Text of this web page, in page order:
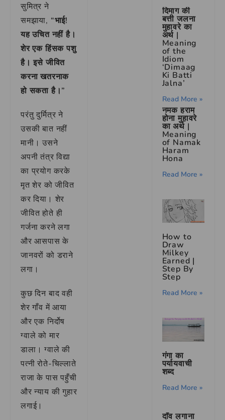
सुमित्र ने
समझाया, “भाई!
यह उचित नहीं है।
शेर एक हिंसक पशु
है। इसे जीवित
करना खतरनाक
हो सकता है।”
परंतु दुर्मित्र ने
उसकी बात नहीं
मानी। उसने
अपनी तंत्र विद्या
का प्रयोग करके
मृत शेर को जीवित
कर दिया। शेर
जीवित होते ही
गर्जना करने लगा
और आसपास के
जानवरों को डराने
लगा।
कुछ दिन बाद वही
शेर गाँव में आया
और एक निर्दोष
ग्वाले को मार
डाला। ग्वाले की
पत्नी रोते-चिल्लाते
राजा के पास पहुँची
और न्याय की गुहार
लगाई।
दिमाग की
बत्ती जलना
मुहावरे का
अर्थ |
Meaning
of the
Idiom
‘Dimaag
Ki Batti
Jalna’
Read More »
नमक हराम
होना मुहावरे
का अर्थ |
Meaning
of Namak
Haram
Hona
Read More »
How to
Draw
Milkey
Earned |
Step By
Step
Read More »
गंगा का
पर्यायवाची
शब्द
Read More »
दाँव लगाना